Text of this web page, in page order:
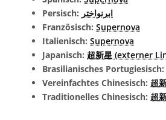
Persisch: ابرنواختر
Französisch: Supernova
Italienisch: Supernova
Japanisch: 超新星 (externer
Brasilianisches Portugiesisch:
Vereinfachtes Chinesisch: 超
Traditionelles Chinesisch: 超